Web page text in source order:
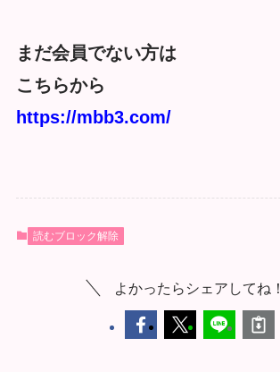
まだ会員でない方は
こちらから
https://mbb3.com/
読むブロック解除
よかったらシェアしてね！